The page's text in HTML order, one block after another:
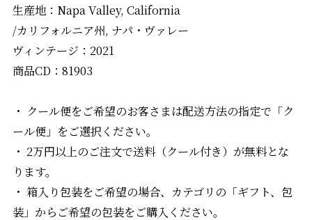
生産地：Napa Valley, California
/カリフォルニア州, ナパ・ヴァレー
ヴィンテージ：2021
商品CD：81903
・ クール便をご希望のお客さまは配送方法の指定で「ク
ール便」をご選択ください。
・ 2万円以上のご注文で送料（クール付き）が無料とな
ります。
・ 箱入り包装をご希望の場合、カテゴリの「ギフト、包
装」からご希望の包装をご購入ください。